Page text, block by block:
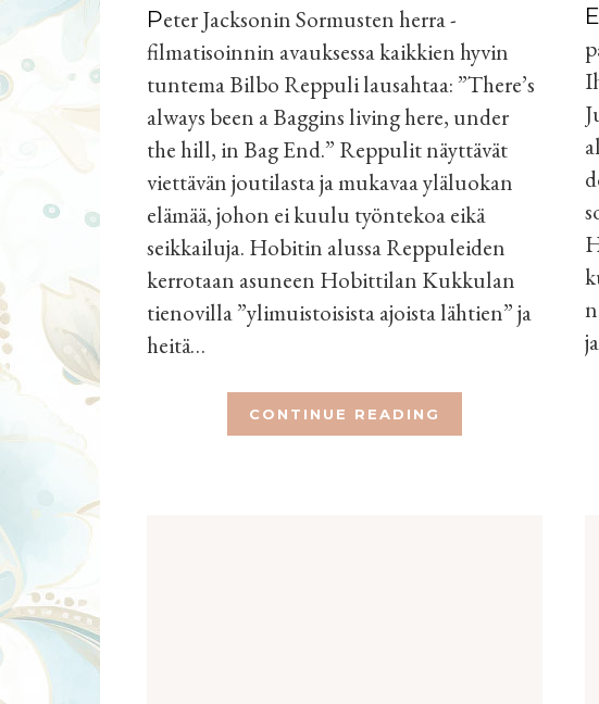
Peter Jacksonin Sormusten herra -
filmatisoinnin avauksessa kaikkien hyvin
tuntema Bilbo Reppuli lausahtaa: ”There’s
always been a Baggins living here, under
the hill, in Bag End.” Reppulit näyttävät
viettävän joutilasta ja mukavaa yläluokan
elämää, johon ei kuulu työntekoa eikä
seikkailuja. Hobitin alussa Reppuleiden
kerrotaan asuneen Hobittilan Kukkulan
tienovilla ”ylimuistoisista ajoista lähtien” ja
heitä…
CONTINUE READING
Egosentrifugi kaivautuu jälleen Tolkienin